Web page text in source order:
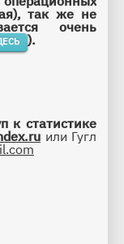
), так же не
очень
).
к статистике
или Гугл